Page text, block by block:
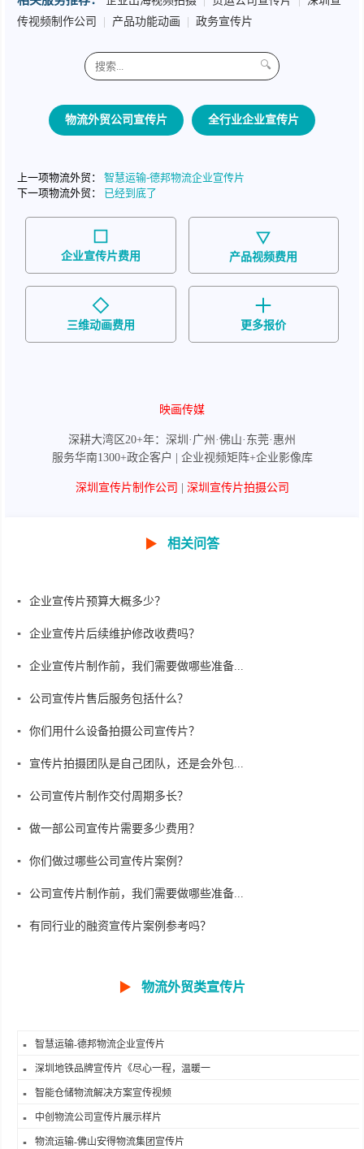
传视频制作公司
产品功能动画 政务宣传片
🔍
物流外贸公司宣传片 全行业企业宣传片
上一项物流外贸： 智慧运输-德邦物流企业宣传片
下一项物流外贸： 已经到底了
企业宣传片费用 产品视频费用
三维动画费用 更多报价
映画传媒
深耕大湾区20+年：深圳·广州·佛山·东莞·惠州
服务华南1300+政企客户 | 企业视频矩阵+企业影像库
深圳宣传片制作公司 深圳宣传片拍摄公司
▶ 相关问答
企业宣传片预算大概多少？
企业宣传片后续维护修改收费吗？
企业宣传片制作前，我们需要做哪些准备...
公司宣传片售后服务包括什么？
你们用什么设备拍摄公司宣传片？
宣传片拍摄团队是自己团队，还是会外包...
公司宣传片制作交付周期多长？
做一部公司宣传片需要多少费用？
你们做过哪些公司宣传片案例？
公司宣传片制作前，我们需要做哪些准备...
有同行业的融资宣传片案例参考吗？
▶ 物流外贸类宣传片
智慧运输-德邦物流企业宣传片
深圳地铁品牌宣传片《尽心一程，温暖一
智能仓储物流解决方案宣传视频
中创物流公司宣传片展示样片
物流运输-佛山安得物流集团宣传片